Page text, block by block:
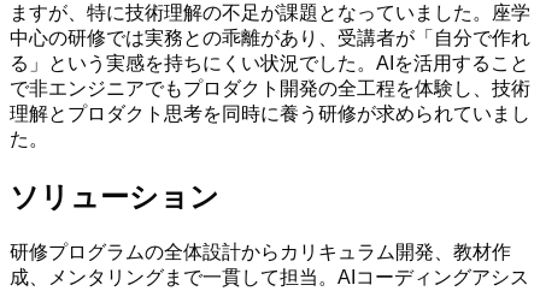
ますが、特に技術理解の不足が課題となっていました。座学
中心の研修では実務との乖離があり、受講者が「自分で作れ
る」という実感を持ちにくい状況でした。AIを活用すること
で非エンジニアでもプロダクト開発の全工程を体験し、技術
理解とプロダクト思考を同時に養う研修が求められていまし
た。
ソリューション
研修プログラムの全体設計からカリキュラム開発、教材作
成、メンタリングまで一貫して担当。AIコーディングアシス